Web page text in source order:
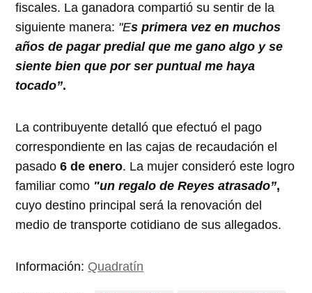
fiscales. La ganadora compartió su sentir de la
siguiente manera: "Es primera vez en muchos
años de pagar predial que me gano algo y se
siente bien que por ser puntual me haya
tocado”.
La contribuyente detalló que efectuó el pago
correspondiente en las cajas de recaudación el
pasado6 de enero. La mujer consideró este logro
familiar como "un regalo de Reyes atrasado”,
cuyo destino principal será la renovación del
medio de transporte cotidiano de sus allegados.
Información: Quadratín